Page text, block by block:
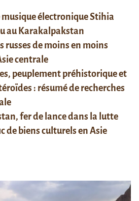
musique électronique Stihia
au Karakalpakstan
russes de moins en moins
centrale
peuplement préhistorique et
: résumé de recherches
fer de lance dans la lutte
de biens culturels en Asie